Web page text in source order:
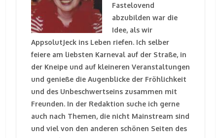
Fastelovend
abzubilden war die
Idee, als wir
AppsolutJeck ins Leben riefen. Ich selber
feiere am liebsten Karneval auf der Straße, in
der Kneipe und auf kleineren Veranstaltungen
und genieße die Augenblicke der Fröhlichkeit
und des Unbeschwertseins zusammen mit
Freunden. In der Redaktion suche ich gerne
auch nach Themen, die nicht Mainstream sind
und viel von den anderen schönen Seiten des